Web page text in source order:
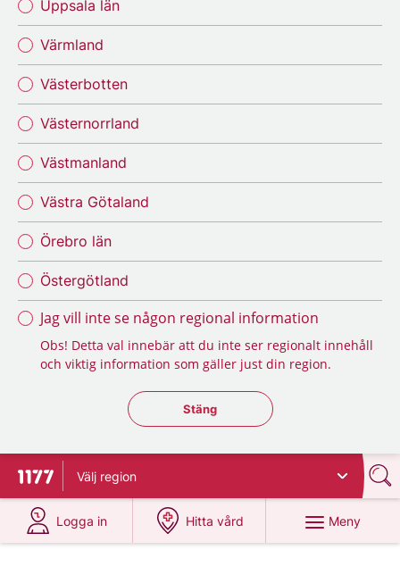
Uppsala län
Värmland
Västerbotten
Västernorrland
Västmanland
Västra Götaland
Örebro län
Östergötland
Jag vill inte se någon regional information
Obs! Detta val innebär att du inte ser regionalt innehåll
och viktig information som gäller just din region.
Stäng regionsväljaren
Stäng
Till startsidan för 1177
Välj region
Logga in
på 1177.se
Hitta vård
på 1177.se
Meny